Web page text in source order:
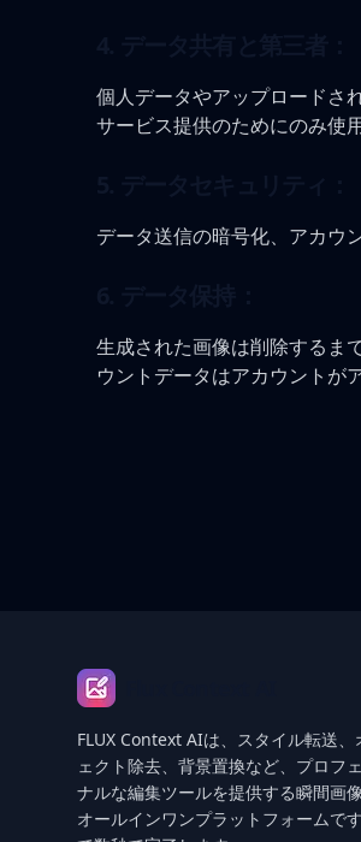
個人データやアップロードさ
サービス提供のためにのみ使
データ送信の暗号化、アカウ
生成された画像は削除するま
ウントデータはアカウントが
Footer
FLUX Context AIは、スタイル転送、
ェクト除去、背景置換など、プロフ
ナルな編集ツールを提供する瞬間画
オールインワンプラットフォームで